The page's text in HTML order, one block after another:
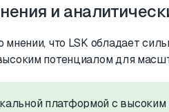
и
мнении, что LSK обладает
потенциалом для
платформой с